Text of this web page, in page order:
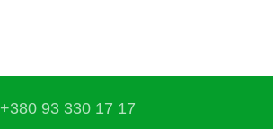
+380 93 330 17 17